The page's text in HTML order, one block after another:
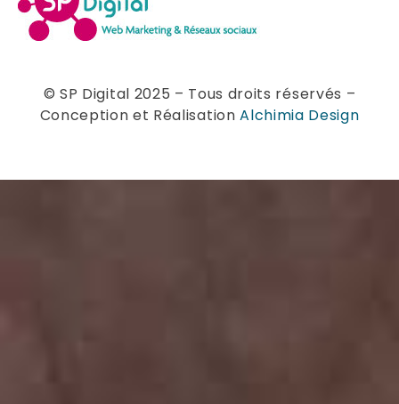
© SP Digital 2025 – Tous droits réservés –
Conception et RéalisationAlchimia Design